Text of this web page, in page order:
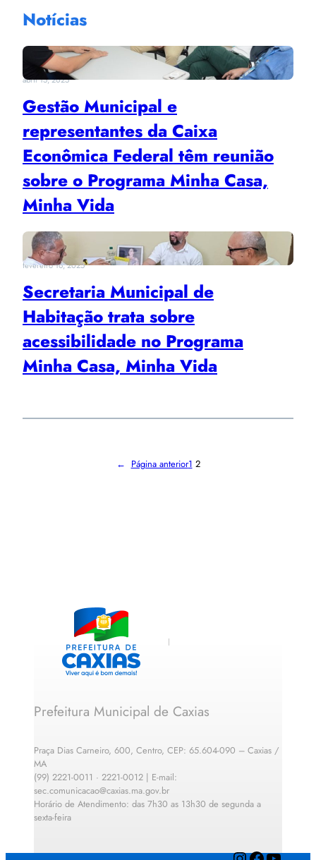
Notícias
abril 15, 2025
Gestão Municipal e
representantes da Caixa
Econômica Federal têm reunião
sobre o Programa Minha Casa,
Minha Vida
fevereiro 16, 2025
Secretaria Municipal de
Habitação trata sobre
acessibilidade no Programa
Minha Casa, Minha Vida
← Página anterior1 2
Prefeitura Municipal de Caxias
Praça Dias Carneiro, 600, Centro, CEP: 65.604-090 – Caxias /
MA
(99) 2221-0011 · 2221-0012 | E-mail:
sec.comunicacao@caxias.ma.gov.br
Horário de Atendimento: das 7h30 as 13h30 de segunda a
sexta-feira